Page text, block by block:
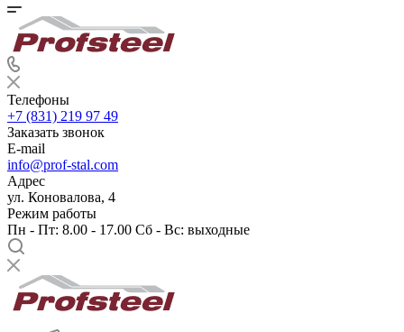
Телефоны
+7 (831) 219 97 49
Заказать звонок
E-mail
info@prof-stal.com
Адрес
ул. Коновалова, 4
Режим работы
Пн - Пт: 8.00 - 17.00 Сб - Вс: выходные